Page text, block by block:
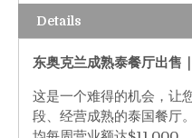
Details
东奥克兰成熟泰餐厅出售
这是一个难得的机会，让
段、经营成熟的泰国餐厅